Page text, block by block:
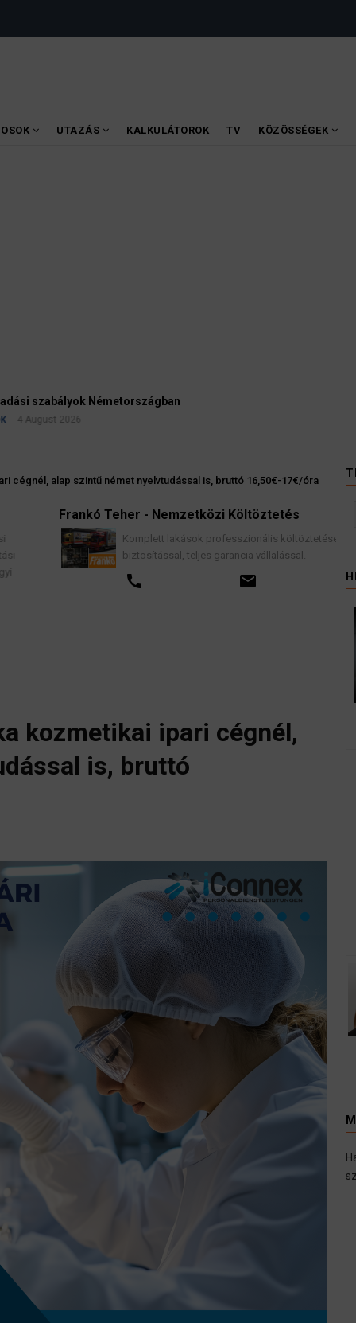
UTAZÁS KALKULÁTOROK TV KÖZÖSSÉGEK
cégnél, alap szintű német nyelvtudással is, bruttó 16,50€-17€/óra
Frankó Teher - Nemzetközi Költöztetés
Komplett lakások professzionális költöztetése
biztosítással, teljes garancia vállalással.
kozmetikai ipari cégnél,
is, bruttó